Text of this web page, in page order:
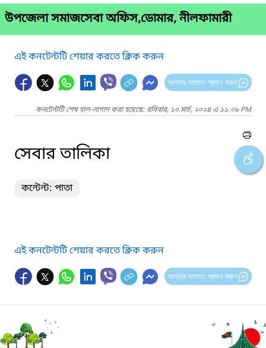
উপজেলা সমাজসেবা অফিস,ডোমার, নীলফামারী
এই কনটেন্টটি শেয়ার করতে ক্লিক করুন
আপনার মতামত প্রদান করুন
কনটেন্টটি শেষ হাল-নাগাদ করা হয়েছে: রবিবার, ১০ মার্চ, ২০২৪ এ ১১:০৯ PM
সেবার তালিকা
কন্টেন্ট: পাতা
এই কনটেন্টটি শেয়ার করতে ক্লিক করুন
আপনার মতামত প্রদান করুন